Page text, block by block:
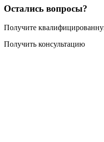
Остались вопросы?
Получите
Получить консультацию